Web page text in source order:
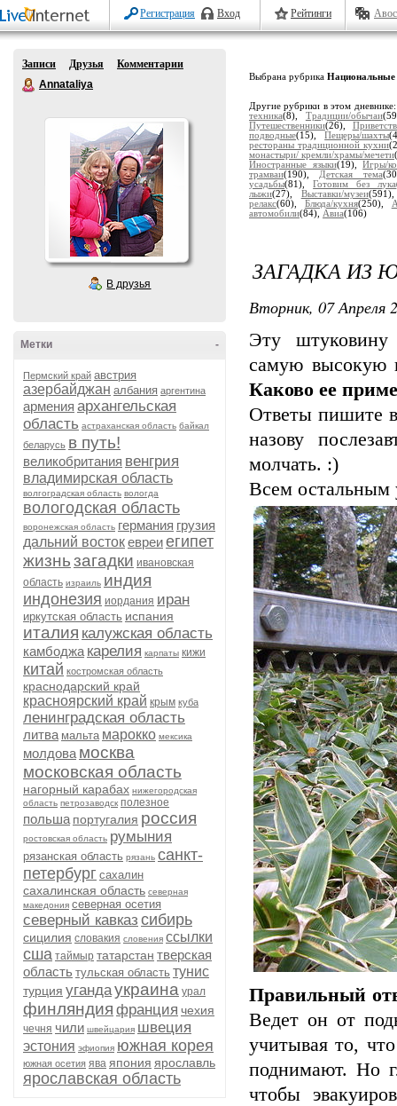
Регистрация Вход Рейтинги
Записи Друзья
Комментарии
Annataliya
В друзья
-
Метки
Пермский край австрия
азербайджан албания аргентина
армения архангельская
область астраханская область байкал
беларусь в путь!
великобритания венгрия
владимирская область
волгоградская область вологда
вологодская область
воронежская область германия грузия
дальний востокевреиегипет
жизньзагадки ивановская
область израиль индия
индонезия иордания иран
иркутская область испания
италия калужская область
камбоджа карелия карпаты кижи
китай костромская область
краснодарский край
красноярский край крым куба
ленинградская область
литва мальта марокко мексика
молдова москва
московская область
нагорный карабах нижегородская
область петрозаводск полезное
польша португалия россия
ростовская область румыния
рязанская область рязань санкт-
петербург сахалин
сахалинская область северная
македония северная осетия
северный кавказ сибирь
сицилия словакия словения ссылки
сша таймыр татарстан тверская
область тульская область тунис
турция угандаукраина урал
финляндия франция чехия
чечня чили швейцария швеция
эстония эфиопия южная корея
южная осетия ява япония ярославль
ярославская область
Выбрана рубрика Национальные
Другие рубрики в этом
техника(8), Традиции/обычаи
Путешественники(26),
подводные(15),Пещеры/шахты
рестораны традиционной кухни
монастыри/ кремли/храмы/мечети
Иностранные языки(19),Игры/
трамваи(190), Детская тема
усадьбы(81),Готовим без лука
лыжи(27), Выставки/музеи
релакс(60), Блюда/кухня(250),
автомобили(84), Авиа(106)
ЗАГАДКА ИЗ
Вторник, 07 Апреля
Эту штуковину
самую высокую
Каково ее
Ответы пишите
назову
молчать. :)
Всем остальным
Правильный
Ведет он от
учитывая то,
поднимают. Но
чтобы